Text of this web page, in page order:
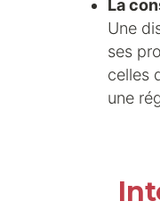
La
Une
ses
celles
une